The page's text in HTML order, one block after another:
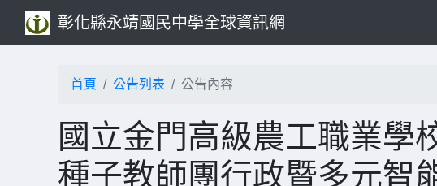
彰化縣永靖國民中學全球資訊網
首頁 公告列表 公告內容
國立金門高級農工職業學
種子教師團行政暨多元智